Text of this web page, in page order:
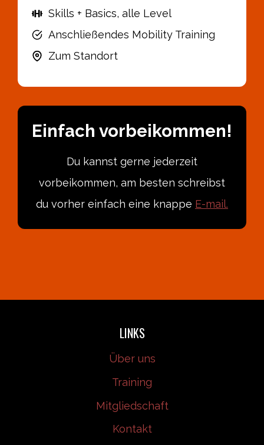
Skills + Basics, alle Level
Anschließendes Mobility Training
Zum Standort
Einfach vorbeikommen!
Du kannst gerne jederzeit
vorbeikommen, am besten schreibst
du vorher einfach eine knappe E-mail.
LINKS
Über uns
Training
Mitgliedschaft
Kontakt